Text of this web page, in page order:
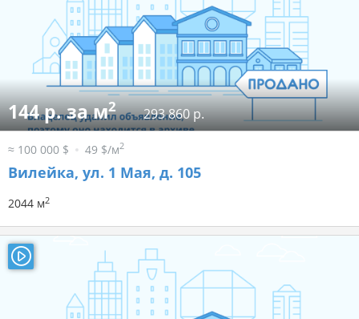
144 р. за м2 293 860 р.
≈ 100 000 $ 49 $/м2
Вилейка, ул. 1 Мая, д. 105
2044 м2